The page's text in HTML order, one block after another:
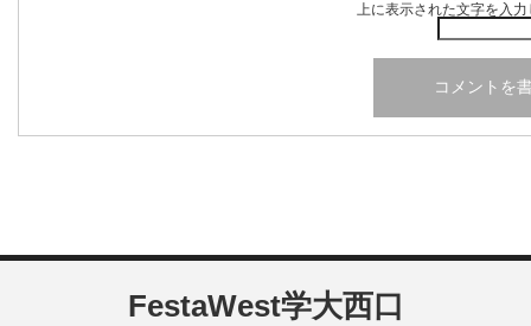
上に表示された文字を入
FestaWest学大西口